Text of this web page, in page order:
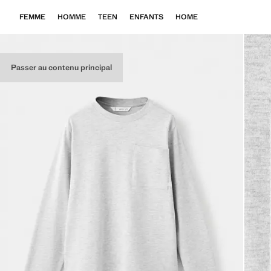
Passer au contenu principal
FEMME HOMME TEEN ENFANTS HOME